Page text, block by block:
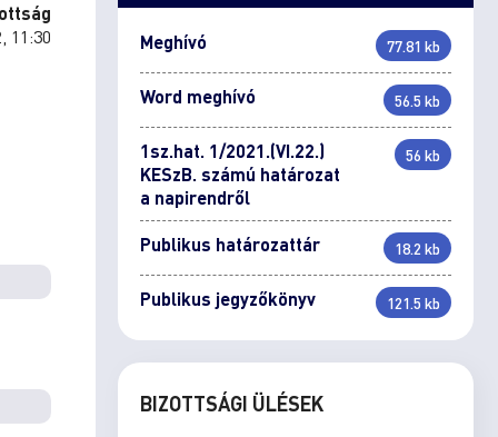
11:30
Meghívó 77.81 kb
Word meghívó 56.5 kb
1sz.hat. 1/2021.(VI.22.)
KESzB. számú határozat
a napirendről
56 kb
Publikus határozattár 18.2 kb
Publikus jegyzőkönyv 121.5 kb
BIZOTTSÁGI ÜLÉSEK